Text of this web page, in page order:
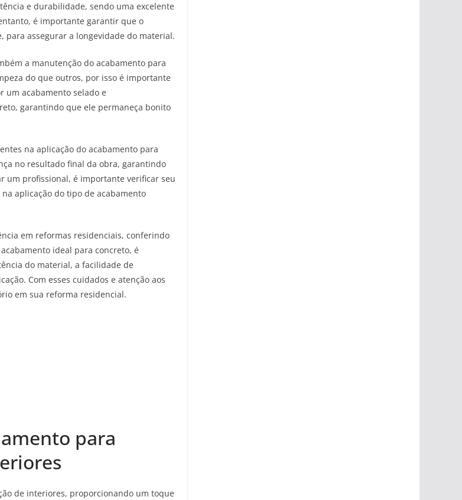
e durabilidade, sendo uma excelente
é importante garantir que o
para assegurar a longevidade do material.
a manutenção do acabamento para
do que outros, por isso é importante
um acabamento selado e
garantindo que ele permaneça bonito
na aplicação do acabamento para
no resultado final da obra, garantindo
um profissional, é importante verificar seu
aplicação do tipo de acabamento
em reformas residenciais, conferindo
ideal para concreto, é
do material, a facilidade de
Com esses cuidados e atenção aos
em sua reforma residencial.
para
de interiores, proporcionando um toque